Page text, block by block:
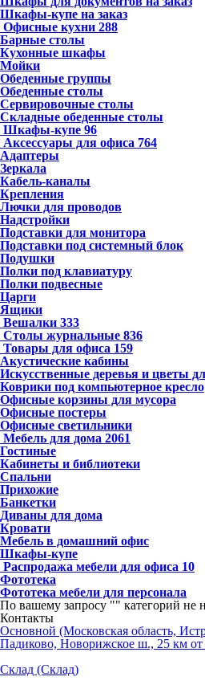
Шкафы-купе на заказ
Офисные кухни 288
Барные столы
Кухонные шкафы
Мойки
Обеденные группы
Обеденные столы
Сервировочные столы
Складные обеденные столы
Шкафы-купе 96
Аксессуары для офиса 764
Адаптеры
Зеркала
Кабель-каналы
Крепления
Лючки для проводов
Надстройки
Подставки для монитора
Подставки под системный блок
Подушки
Полки под клавиатуру
Полки подвесные
Царги
Ящики
Вешалки 333
Столы журнальные 836
Товары для офиса 159
Акустические кабины
Искусственные деревья и цветы
Коврики под компьютерное кресло
Офисные корзины для мусора
Офисные постеры
Офисные светильники
Мебель для дома 2061
Гостиные
Кабинеты и библиотеки
Спальни
Прихожие
Банкетки
Диваны для дома
Кровати
Мебель в домашний офис
Шкафы-купе
Распродажа мебели для офиса 10
Фототека
Фототека мебели для персонала
По вашему запросу "" категорий не
Контакты
Основной (Московская область,
Падиково, Новорижское ш., 25 км
Склад (Склад)